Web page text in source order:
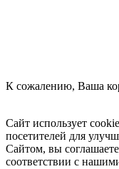
К сожалению, Ваша
Сайт использует
посетителей для
Сайтом, вы
соответствии с